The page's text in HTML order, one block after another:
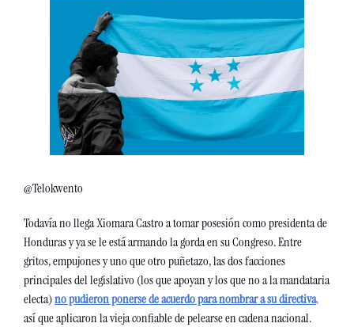
@Telokwento
Todavía no llega Xiomara Castro a tomar posesión como presidenta de
Honduras y ya se le está armando la gorda en su Congreso. Entre
gritos, empujones y uno que otro puñetazo, las dos facciones
principales del legislativo (los que apoyan y los que no a la mandataria
electa) no pudieron ponerse de acuerdo para nombrar a su directiva,
así que aplicaron la vieja confiable de pelearse en cadena nacional.